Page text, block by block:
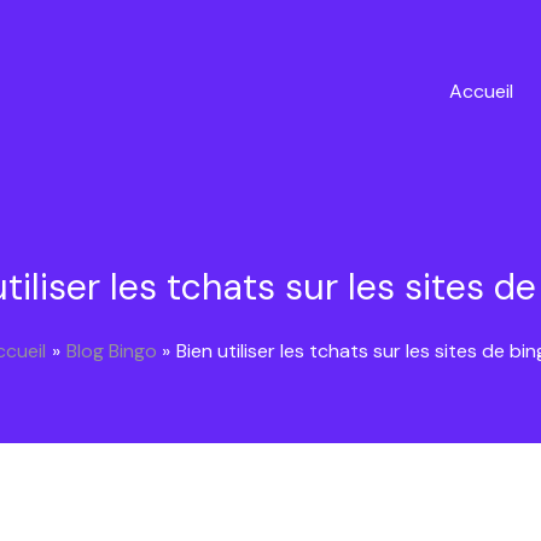
Accueil
les tchats sur les sites
Blog Bingo Bien utiliser les tchats sur les sites de